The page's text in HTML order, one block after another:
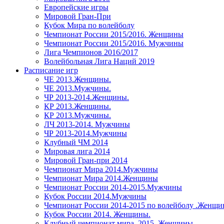
Европейские игры
Мировой Гран-При
Кубок Мира по волейболу
Чемпионат России 2015/2016. Женщины
Чемпионат России 2015/2016. Мужчины
Лига Чемпионов 2016/2017
Волейбольная Лига Наций 2019
Расписание игр
ЧЕ 2013.Женщины.
ЧЕ 2013.Мужчины.
ЧР 2013-2014.Женщины.
КР 2013.Женщины.
КР 2013.Мужчины.
ЛЧ 2013-2014. Мужчины
ЧР 2013-2014.Мужчины
Клубный ЧМ 2014
Мировая лига 2014
Мировой Гран-при 2014
Чемпионат Мира 2014.Мужчины
Чемпионат Мира 2014.Женщины
Чемпионат России 2014-2015.Мужчины
Кубок России 2014.Мужчины
Чемпионат России 2014-2015 по волейболу
Кубок России 2014. Женщины.